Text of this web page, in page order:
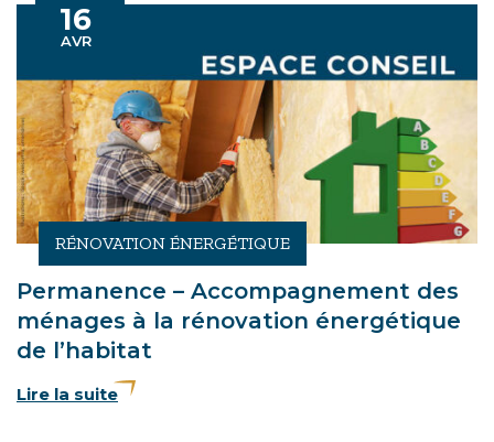
16
AVRIL
RÉNOVATION ÉNERGÉTIQUE
Permanence – Accompagnement des
ménages à la rénovation énergétique
de l’habitat
Lire la suite